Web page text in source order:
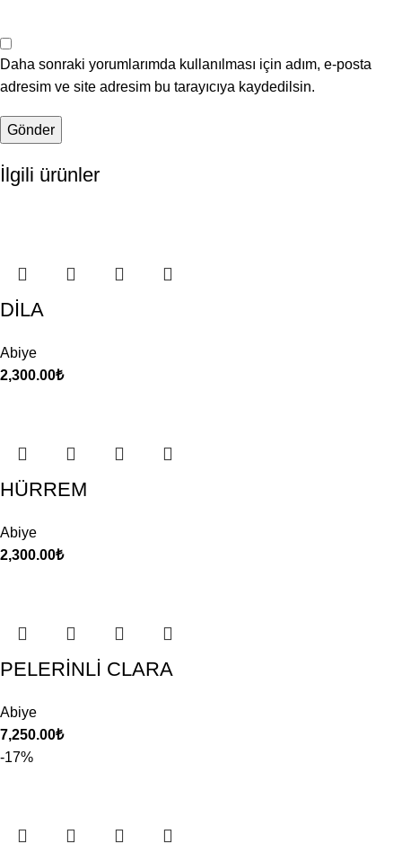
Daha sonraki yorumlarımda kullanılması için adım, e-posta
adresim ve site adresim bu tarayıcıya kaydedilsin.
İlgili ürünler
DİLA
Abiye
2,300.00₺
HÜRREM
Abiye
2,300.00₺
PELERİNLİ CLARA
Abiye
7,250.00₺
-17%